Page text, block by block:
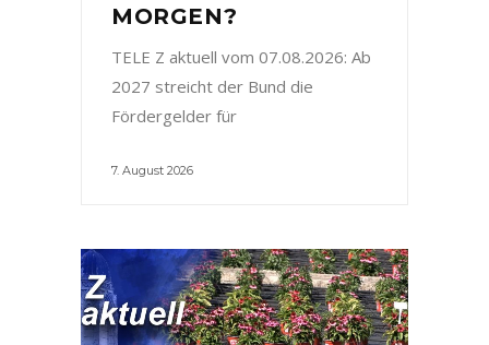
MORGEN?
TELE Z aktuell vom 07.08.2026: Ab
2027 streicht der Bund die
Fördergelder für
7. August 2026